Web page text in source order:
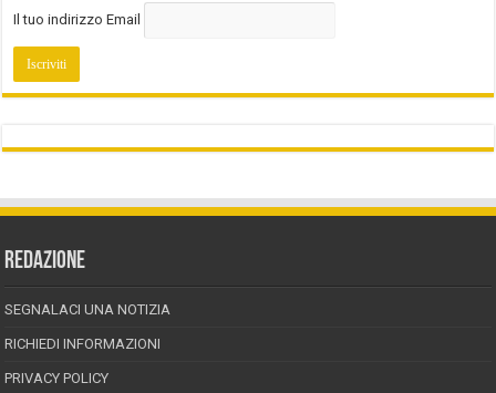
Il tuo indirizzo Email
REDAZIONE
SEGNALACI UNA NOTIZIA
RICHIEDI INFORMAZIONI
PRIVACY POLICY